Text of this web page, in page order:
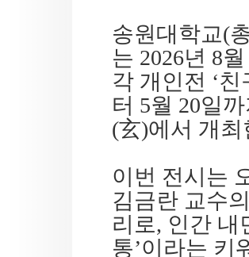
송원대학교(
는 2026년 8
각 개인전 ‘친
터 5월 20일
(玄)에서 개
이번 전시는
김금란 교수
리로, 인간 내
통’이라는 키